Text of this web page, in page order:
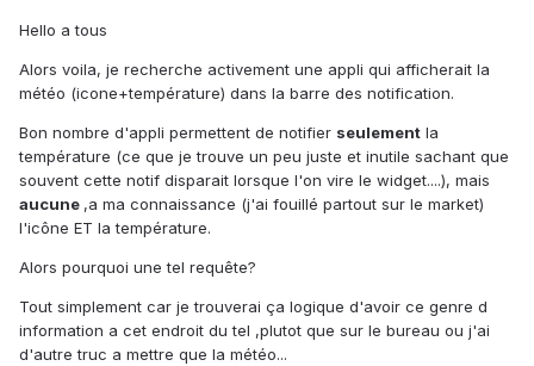
Hello a tous
Alors voila, je recherche activement une appli qui afficherait la
météo (icone+température) dans la barre des notification.
Bon nombre d'appli permettent de notifier seulement la
température (ce que je trouve un peu juste et inutile sachant que
souvent cette notif disparait lorsque l'on vire le widget....), mais
aucune ,a ma connaissance (j'ai fouillé partout sur le market)
l'icône ET la température.
Alors pourquoi une tel requête?
Tout simplement car je trouverai ça logique d'avoir ce genre d
information a cet endroit du tel ,plutot que sur le bureau ou j'ai
d'autre truc a mettre que la météo...